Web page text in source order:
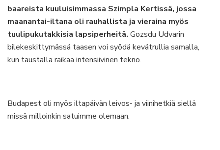
baareista kuuluisimmassa Szimpla Kertissä, jossa
maanantai-iltana oli rauhallista ja vieraina myös
tuulipukutakkisia lapsiperheitä. Gozsdu Udvarin
bilekeskittymässä taasen voi syödä kevätrullia samalla,
kun taustalla raikaa intensiivinen tekno.
Budapest oli myös iltapäivän leivos- ja viinihetkiä siellä
missä milloinkin satuimme olemaan.